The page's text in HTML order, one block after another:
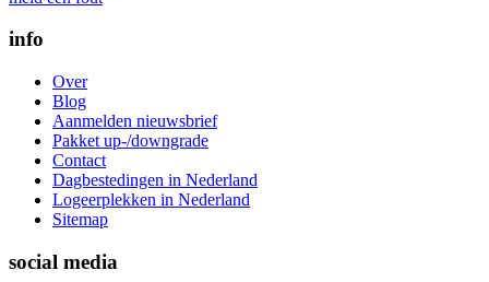
info
Over
Blog
Aanmelden nieuwsbrief
Pakket up-/downgrade
Contact
Dagbestedingen in Nederland
Logeerplekken in Nederland
Sitemap
social media